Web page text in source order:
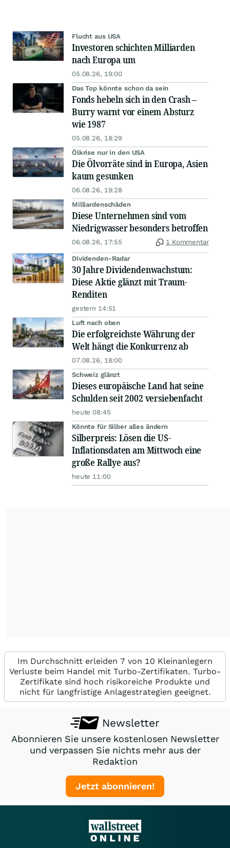
Flucht aus USA
Investoren schichten Milliarden
nach Europa um
05.08.26, 19:00
Das Top könnte schon da sein
Fonds hebeln sich in den Crash –
Burry warnt vor einem Absturz
wie 1987
05.08.26, 18:29
Ölkrise nur in den USA
Die Ölvorräte sind in Europa, Asien
kaum gesunken
06.08.26, 19:28
Milliardenschäden
Diese Unternehmen sind vom
Niedrigwasser besonders betroffen
06.08.26, 17:55 1 Kommentar
Dividenden-Radar
30 Jahre Dividendenwachstum:
Diese Aktie glänzt mit Traum-
Renditen
gestern 14:51
Luft nach oben
Die erfolgreichste Währung der
Welt hängt die Konkurrenz ab
07.08.26, 18:00
Schweiz glänzt
Dieses europäische Land hat seine
Schulden seit 2002 versiebenfacht
heute 08:45
Könnte für Silber alles ändern
Silberpreis: Lösen die US-
Inflationsdaten am Mittwoch eine
große Rallye aus?
heute 11:00
Im Durchschnitt erleiden 7 von 10 Kleinanlegern
Verluste beim Handel mit Turbo-Zertifikaten. Turbo-
Zertifikate sind hoch risikoreiche Produkte und
nicht für langfristige Anlagestrategien geeignet.
Newsletter
Abonnieren Sie unsere kostenlosen Newsletter
und verpassen Sie nichts mehr aus der
Redaktion
Jetzt abonnieren!